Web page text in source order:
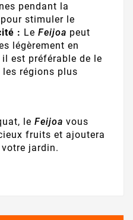
pendant la
stimuler le
: Le Feijoa peut
légèrement en
est préférable de le
les régions plus
le Feijoa vous
fruits et ajoutera
jardin.